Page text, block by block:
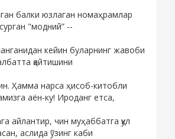
балки юзлаган номаҳрамлар
"модний” --
кейин буларнинг жавоби
қайтишини
Ҳамма нарса ҳисоб-китобли
аён-ку! Ироданг етса,
айлантир, чин муҳаббатга қул
аслида ўзинг каби